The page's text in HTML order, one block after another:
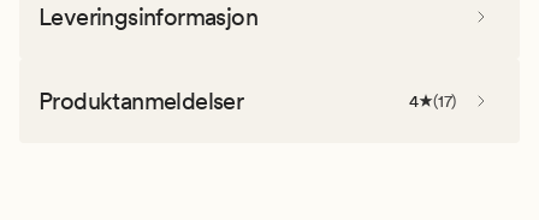
Leveringsinformasjon
Produktanmeldelser 4 (17)